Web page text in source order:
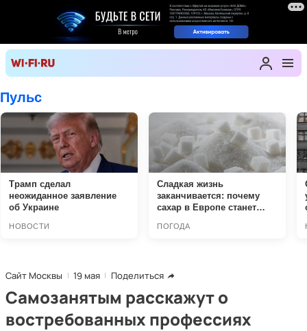
Сайт Москвы 19 мая Поделиться
Самозанятым расскажут о
востребованных профессиях